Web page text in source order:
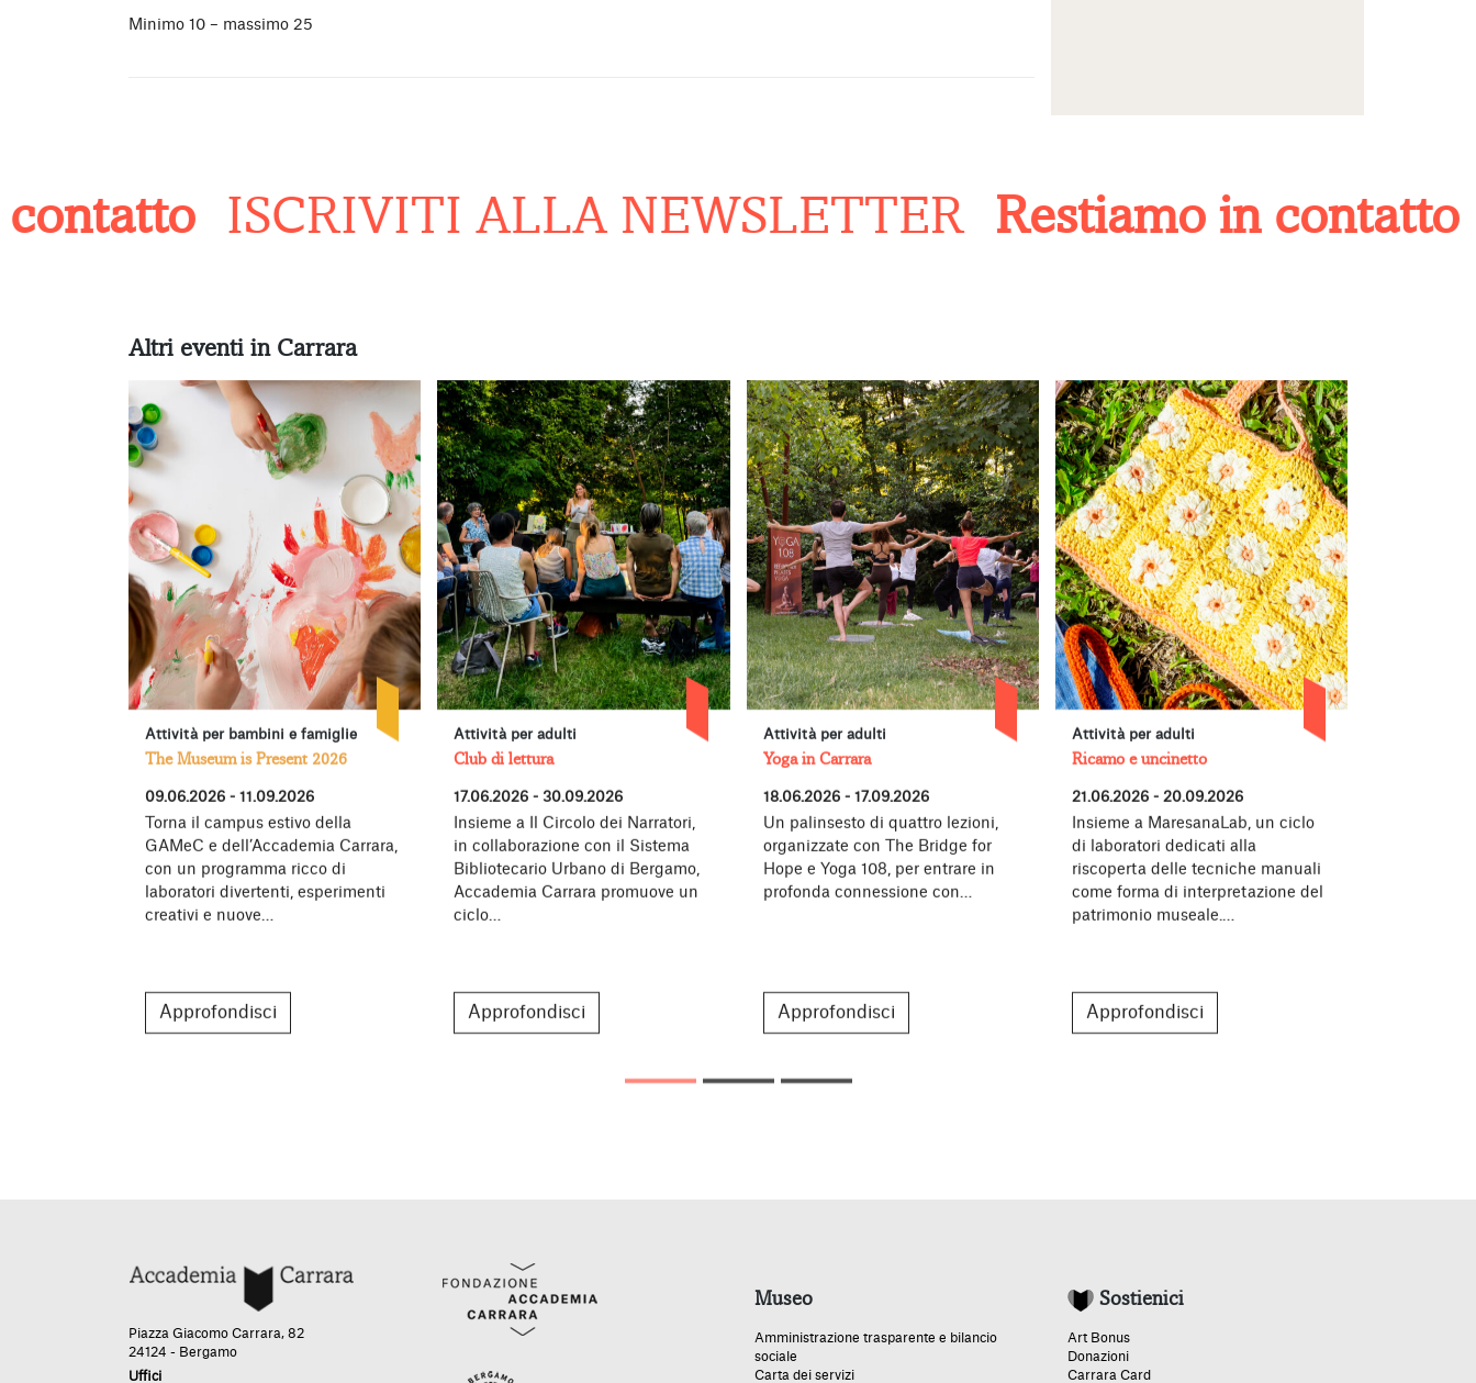
Minimo 10 – massimo 25
ISCRIVITI ALLA NEWSLETTER Restiamo in contatto
Altri eventi in Carrara
Attività per bambini e famiglie
The Museum is Present 2026
09.06.2026 - 11.09.2026
Torna il campus estivo della
GAMeC e dell’Accademia Carrara,
con un programma ricco di
laboratori divertenti, esperimenti
creativi e nuove…
Approfondisci
Attività per adulti
Club di lettura
17.06.2026 - 30.09.2026
Insieme a Il Circolo dei Narratori,
in collaborazione con il Sistema
Bibliotecario Urbano di Bergamo,
Accademia Carrara promuove un
ciclo…
Approfondisci
Attività per adulti
Yoga in Carrara
18.06.2026 - 17.09.2026
Un palinsesto di quattro lezioni,
organizzate con The Bridge for
Hope e Yoga 108, per entrare in
profonda connessione con…
Approfondisci
Attività per adulti
Ricamo e uncinetto
21.06.2026 - 20.09.2026
Insieme a MaresanaLab, un ciclo
di laboratori dedicati alla
riscoperta delle tecniche manuali
come forma di interpretazione del
patrimonio museale.…
Approfondisci
Piazza Giacomo Carrara, 82
24124 - Bergamo
Uffici
Museo
Amministrazione trasparente e bilancio
sociale
Carta dei servizi
Sostienici
Art Bonus
Donazioni
Carrara Card